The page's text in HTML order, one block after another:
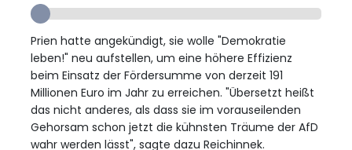
Prien hatte angekündigt, sie wolle "Demokratie
leben!" neu aufstellen, um eine höhere Effizienz
beim Einsatz der Fördersumme von derzeit 191
Millionen Euro im Jahr zu erreichen. "Übersetzt heißt
das nicht anderes, als dass sie im vorauseilenden
Gehorsam schon jetzt die kühnsten Träume der AfD
wahr werden lässt", sagte dazu Reichinnek.